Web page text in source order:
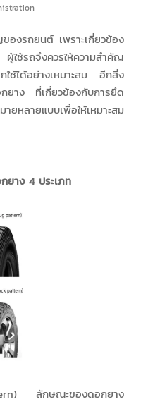
องรถยนต์ เพราะเกี่ยวข้อง
ใช้รถจึงควรให้ความสำคัญ
ใช้ได้อย่างเหมาะสม อีกสิ่ง
ยาง ที่เกี่ยวข้องกับการยึด
หลายแบบเพื่อให้เหมาะสม
ยาง 4 ประเภท
ลักษณะของดอกยาง